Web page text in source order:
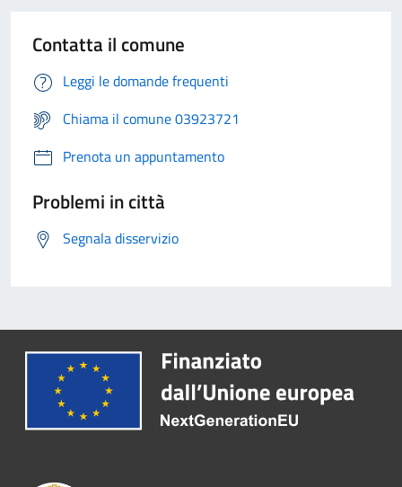
Contatta il comune
Leggi le domande frequenti
Chiama il comune 03923721
Prenota un appuntamento
Problemi in città
Segnala disservizio